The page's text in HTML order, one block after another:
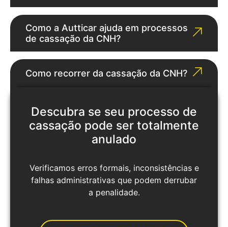
Como a Autticar ajuda em processos
de cassação da CNH?
Como recorrer da cassação da CNH?
Descubra se seu processo de
cassação pode ser totalmente
anulado
Verificamos erros formais, inconsistências e
falhas administrativas que podem derrubar
a penalidade.